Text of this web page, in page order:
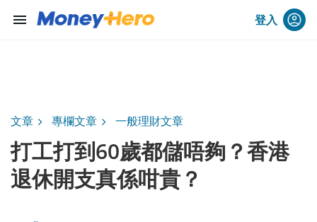
menu 登入
文章 專欄文章 一般理財文章
打工打到60歲都儲唔夠？香港
退休開支真係咁貴？